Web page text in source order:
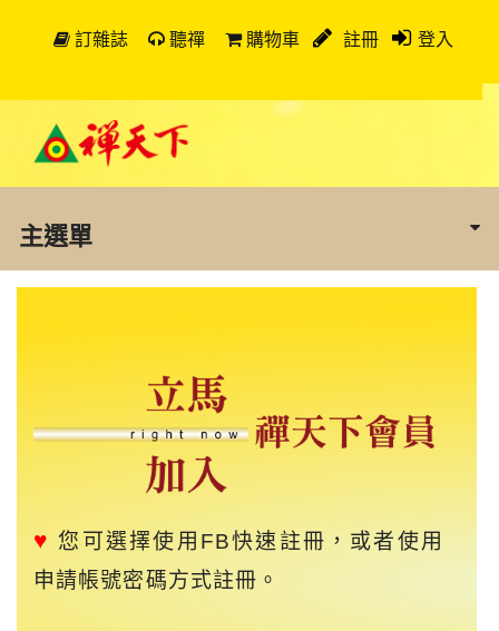
訂雜誌 聽禪 購物車 註冊 登入
主選單
♥ 您可選擇使用FB快速註冊，或者使用
申請帳號密碼方式註冊。